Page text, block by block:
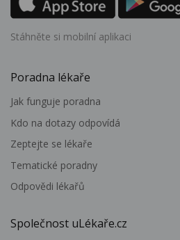
Stáhněte si mobilní aplikaci
Poradna lékaře
Jak funguje poradna
Kdo na dotazy odpovídá
Zeptejte se lékaře
Tematické poradny
Odpovědi lékařů
Společnost uLékaře.cz